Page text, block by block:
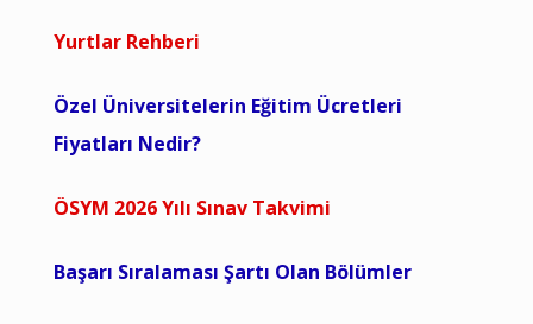
Yurtlar Rehberi
Özel Üniversitelerin Eğitim Ücretleri
Fiyatları Nedir?
ÖSYM 2026 Yılı Sınav Takvimi
Başarı Sıralaması Şartı Olan Bölümler